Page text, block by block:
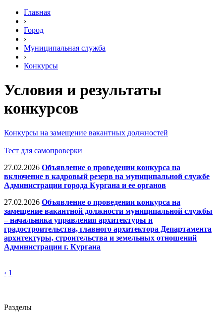
Главная
›
Город
›
Муниципальная служба
›
Конкурсы
Условия и результаты
конкурсов
Конкурсы на замещение вакантных должностей
Тест для самопроверки
27.02.2026 Объявление о проведении конкурса на
включение в кадровый резерв на муниципальной службе
Администрации города Кургана и ее органов
27.02.2026 Объявление о проведении конкурса на
замещение вакантной должности муниципальной службы
– начальника управления архитектуры и
градостроительства, главного архитектора Департамента
архитектуры, строительства и земельных отношений
Администрации г. Кургана
‹ 1
Разделы